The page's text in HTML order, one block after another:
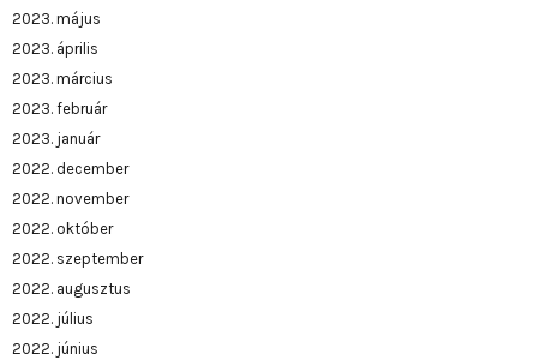
2023. május
2023. április
2023. március
2023. február
2023. január
2022. december
2022. november
2022. október
2022. szeptember
2022. augusztus
2022. július
2022. június